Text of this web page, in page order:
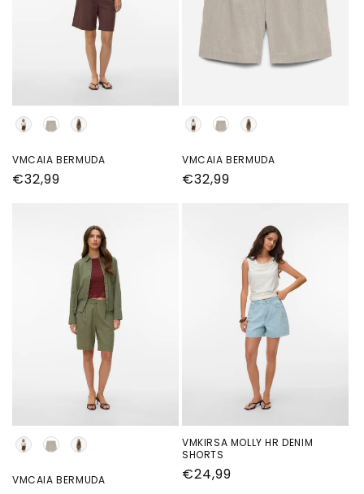
Kleur
VMCAIA BERMUDA
Normale
€32,99
Kleur
VMCAIA BERMUDA
Normale
€32,99
Kleur
VMCAIA BERMUDA
VMKIRSA MOLLY HR DENIM
SHORTS
Normale
€24,99